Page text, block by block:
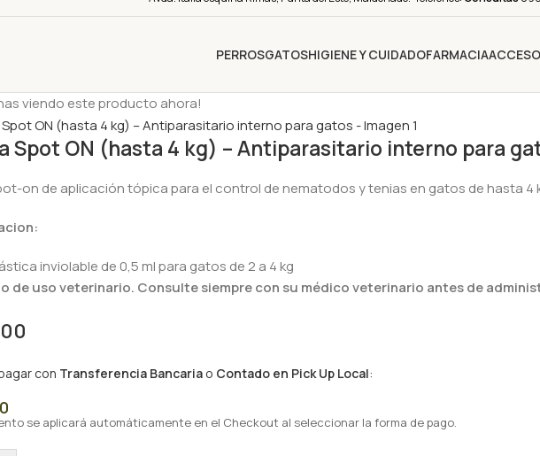
PERROSGATOSHIGIENE Y CUIDADOFARMACIA
viendo este producto ahora!
Spot ON (hasta 4 kg) – Antiparasitario interno para
on de aplicación tópica para el control de nematodos y tenias en gatos de hasta 4
inviolable de 0,5 ml para gatos de 2 a 4 kg
de uso veterinario. Consulte siempre con su médico veterinario antes de
con Transferencia Bancaria o Contado en Pick Up Local:
se aplicará automáticamente en el Checkout al seleccionar la forma de pago.